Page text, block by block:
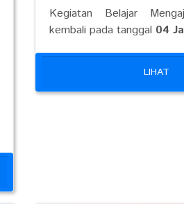
Kegiatan Belajar
kembali pada tanggal 04
LIHAT